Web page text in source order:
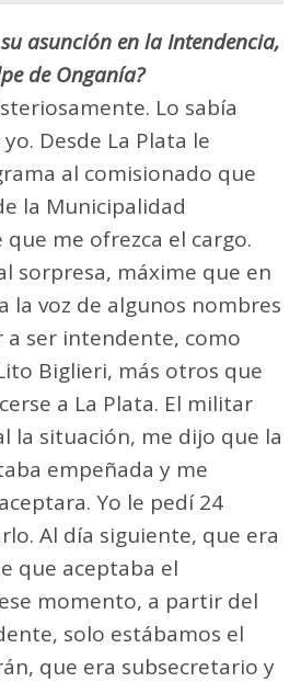
asunción en la Intendencia,
de Onganía?
Lo sabía
Desde La Plata le
al comisionado que
la Municipalidad
me ofrezca el cargo.
sorpresa, máxime que en
la voz de algunos nombres
a ser intendente, como
Biglieri, más otros que
a La Plata. El militar
la situación, me dijo que la
empeñada y me
Yo le pedí 24
Al día siguiente, que era
que aceptaba el
momento, a partir del
solo estábamos el
que era subsecretario y